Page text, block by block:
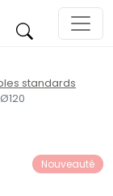
standards
Nouveauté